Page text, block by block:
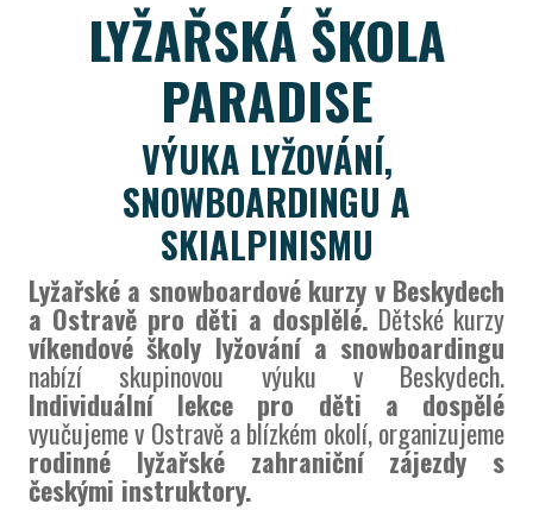
LYŽAŘSKÁ ŠKOLA
PARADISE
VÝUKA LYŽOVÁNÍ,
SNOWBOARDINGU A
SKIALPINISMU
Lyžařské a snowboardové kurzy v Beskydech
a Ostravě pro děti a dosplělé. Dětské kurzy
víkendové školy lyžování a snowboardingu
nabízí skupinovou výuku v Beskydech.
Individuální lekce pro děti a dospělé
vyučujeme v Ostravě a blízkém okolí, organizujeme
rodinné lyžařské zahraniční zájezdy s
českými instruktory.